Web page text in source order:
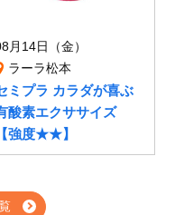
月14日（金）
ラーラ松本
ミプラ カラダが喜ぶ
酸素エクササイズ
【強度★★】